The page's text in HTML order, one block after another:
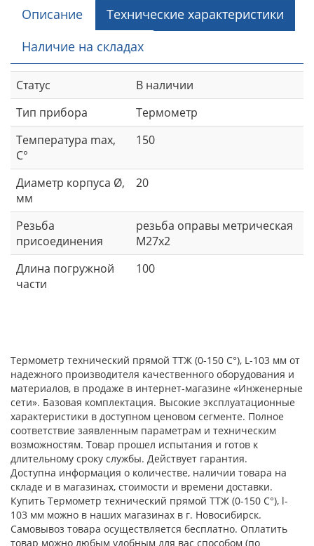
Описание
Технические характеристики
Наличие на складах
Статус
В наличии
Тип прибора
Термометр
Температура max,
C°
150
Диаметр корпуса Ø,
мм
20
Резьба
присоединения
резьба оправы метрическая
М27x2
Длина погружной
части
100
Термометр технический прямой ТТЖ (0-150 С°), L-103 мм от
надежного производителя качественного оборудования и
материалов, в продаже в интернет-магазине «Инженерные
сети». Базовая комплектация. Высокие эксплуатационные
характеристики в доступном ценовом сегменте. Полное
соответствие заявленным параметрам и техническим
возможностям. Товар прошел испытания и готов к
длительному сроку службы. Действует гарантия.
Доступна информация о количестве, наличии товара на
складе и в магазинах, стоимости и времени доставки.
Купить Термометр технический прямой ТТЖ (0-150 С°), l-
103 мм можно в наших магазинах в г. Новосибирск.
Самовывоз товара осуществляется бесплатно. Оплатить
товар можно любым удобным для вас способом (по